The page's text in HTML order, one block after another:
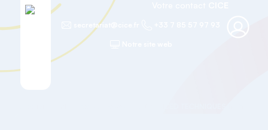
secretariat@cice.fr